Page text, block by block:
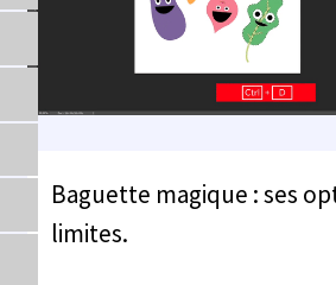
Baguette magique : ses
limites.